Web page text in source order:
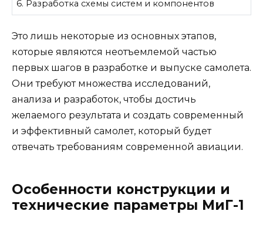
6. Разработка схемы систем и компонентов
Это лишь некоторые из основных этапов,
которые являются неотъемлемой частью
первых шагов в разработке и выпуске самолета.
Они требуют множества исследований,
анализа и разработок, чтобы достичь
желаемого результата и создать современный
и эффективный самолет, который будет
отвечать требованиям современной авиации.
Особенности конструкции и
технические параметры МиГ-1